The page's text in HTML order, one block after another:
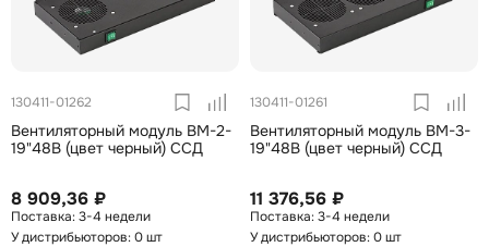
130411-01262
Вентиляторный модуль ВМ-2-
19"48В (цвет черный) ССД
8 909,36 ₽
3-4 недели
У дистрибьюторов: 0 шт
130411-01261
Вентиляторный модуль ВМ-3-
19"48В (цвет черный) ССД
11 376,56 ₽
3-4 недели
У дистрибьюторов: 0 шт